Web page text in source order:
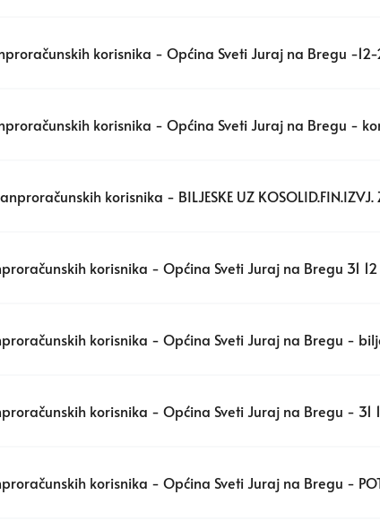
korisnika - Općina Sveti Juraj na Bregu -
korisnika - Općina Sveti Juraj na Bregu -
korisnika - BILJESKE UZ KOSOLID.FIN.IZVJ.
korisnika - Općina Sveti Juraj na Bregu 31
korisnika - Općina Sveti Juraj na Bregu -
korisnika - Općina Sveti Juraj na Bregu - 31
korisnika - Općina Sveti Juraj na Bregu -